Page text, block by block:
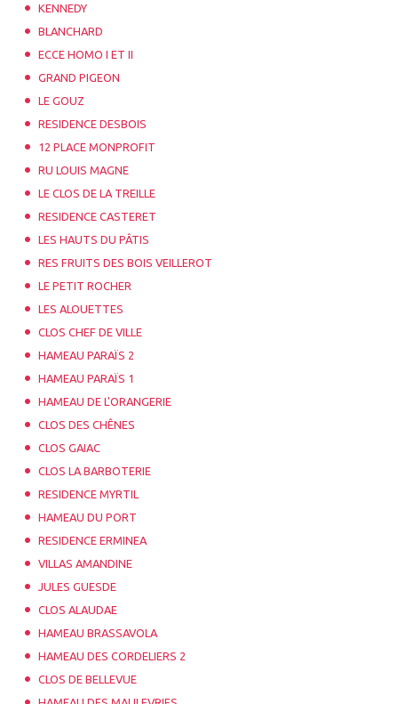
KENNEDY
BLANCHARD
ECCE HOMO I ET II
GRAND PIGEON
LE GOUZ
RESIDENCE DESBOIS
12 PLACE MONPROFIT
RU LOUIS MAGNE
LE CLOS DE LA TREILLE
RESIDENCE CASTERET
LES HAUTS DU PÂTIS
RES FRUITS DES BOIS VEILLEROT
LE PETIT ROCHER
LES ALOUETTES
CLOS CHEF DE VILLE
HAMEAU PARAÏS 2
HAMEAU PARAÏS 1
HAMEAU DE L'ORANGERIE
CLOS DES CHÊNES
CLOS GAIAC
CLOS LA BARBOTERIE
RESIDENCE MYRTIL
HAMEAU DU PORT
RESIDENCE ERMINEA
VILLAS AMANDINE
JULES GUESDE
CLOS ALAUDAE
HAMEAU BRASSAVOLA
HAMEAU DES CORDELIERS 2
CLOS DE BELLEVUE